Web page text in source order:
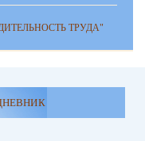
ТРУДА"